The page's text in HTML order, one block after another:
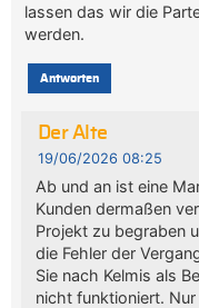
lassen das wir die
werden.
Antworten
Der Alte
19/06/2026 08:25
Ab und an ist eine
Kunden dermaßen
Projekt zu begraben
die Fehler der
Sie nach Kelmis als
nicht funktioniert.